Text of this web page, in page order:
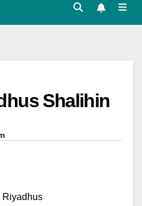
Shalihin
Riyadhus